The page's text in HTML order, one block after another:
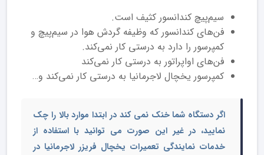
سیم‌پیچ کندانسور کثیف است.
فن‌های کندانسور که وظیفه گردش هوا در سیم‌پیچ و
کمپرسور را دارد به درستی کار نمی‌کند.
فن‌های اواپراتور به درستی کار نمی‌کند
کمپرسور یخچال لاجرمانیا به درستی کار نمی‌کند و…
اگر دستگاه شما خنک نمی کند در ابتدا موارد بالا را چک
نمایید، در غیر این صورت می توانید با استفاده از
خدمات نمایندگی تعمیرات یخچال فریزر لاجرمانیا در